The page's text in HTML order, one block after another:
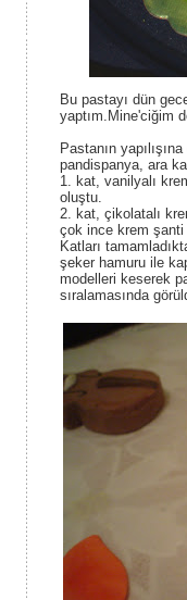
Bu pastayı dün
yaptım.Mine'ciğim
Pastanın
pandispanya, ara
1. kat, vanilyalı
oluştu.
2. kat, çikolatalı
çok ince krem
Katları
şeker hamuru ile
modelleri keserek
sıralamasında